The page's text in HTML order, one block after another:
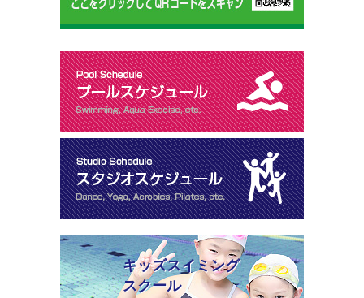
キッズスイミング
スクール